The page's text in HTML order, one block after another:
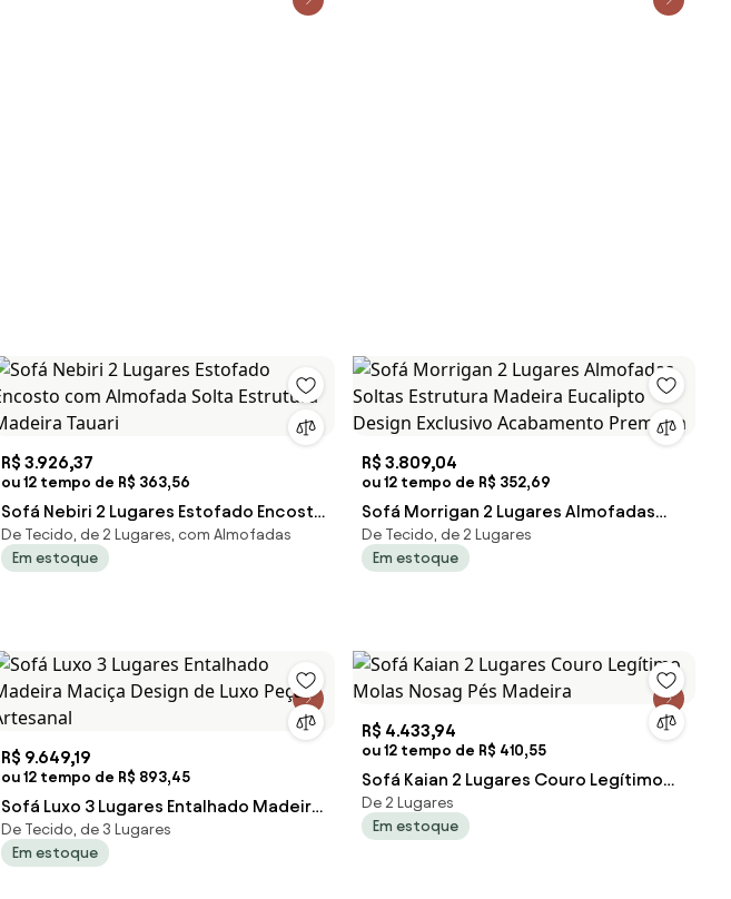
R$ 3.926,37
ou 12 tempo de R$ 363,56
Sofá Nebiri 2 Lugares Estofado Encosto
com Almofada Solta Estrutura Madeira
Tauari
De Tecido, de 2 Lugares, com Almofadas
Em estoque
R$ 3.809,04
ou 12 tempo de R$ 352,69
Sofá Morrigan 2 Lugares Almofadas
Soltas Estrutura Madeira Eucalipto
Design Exclusivo Acabamento Premium
De Tecido, de 2 Lugares
Em estoque
R$ 9.649,19
ou 12 tempo de R$ 893,45
Sofá Luxo 3 Lugares Entalhado Madeira
Maciça Design de Luxo Peça Artesanal
De Tecido, de 3 Lugares
Em estoque
R$ 4.433,94
ou 12 tempo de R$ 410,55
Sofá Kaian 2 Lugares Couro Legítimo
Molas Nosag Pés Madeira
De 2 Lugares
Em estoque